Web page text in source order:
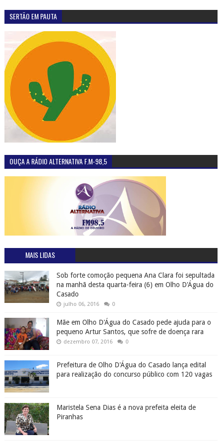
SERTÃO EM PAUTA
OUÇA A RÁDIO ALTERNATIVA F.M-98,5
MAIS LIDAS
Sob forte comoção pequena Ana Clara foi sepultada
na manhã desta quarta-feira (6) em Olho D'Água do
Casado
julho 06, 2016 0
Mãe em Olho D'Água do Casado pede ajuda para o
pequeno Artur Santos, que sofre de doença rara
dezembro 07, 2016 0
Prefeitura de Olho D'Água do Casado lança edital
para realização do concurso público com 120 vagas
Maristela Sena Dias é a nova prefeita eleita de
Piranhas